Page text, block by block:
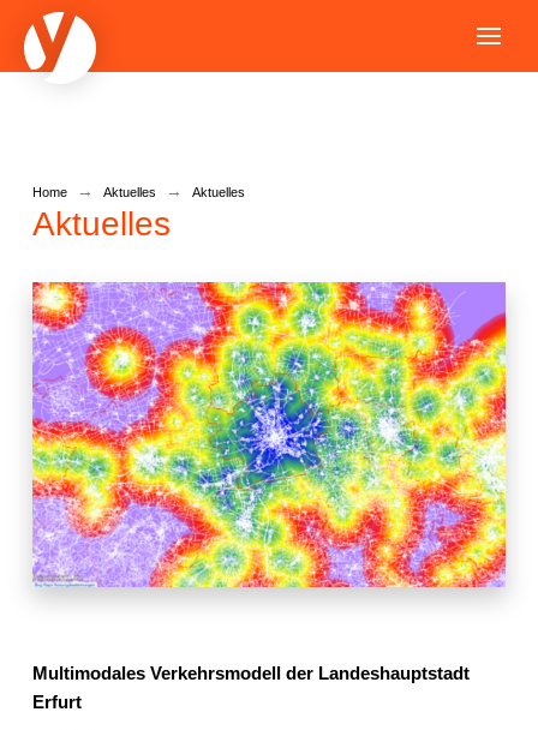
Home → Aktuelles → Aktuelles
Aktuelles
Multimodales Verkehrsmodell der Landeshauptstadt
Erfurt